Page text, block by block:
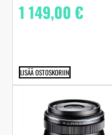
1 149,00€
LISÄÄ OSTOSKORIIN